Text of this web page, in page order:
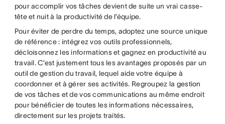
pour accomplir vos tâches devient de suite un vrai casse-
tête et nuit à la productivité de l’équipe.
Pour éviter de perdre du temps, adoptez une source unique
de référence : intégrez vos outils professionnels,
décloisonnez les informations et gagnez en productivité au
travail. C’est justement tous les avantages proposés par un
outil de gestion du travail, lequel aide votre équipe à
coordonner et à gérer ses activités. Regroupez la gestion
de vos tâches et de vos communications au même endroit
pour bénéficier de toutes les informations nécessaires,
directement sur les projets traités.